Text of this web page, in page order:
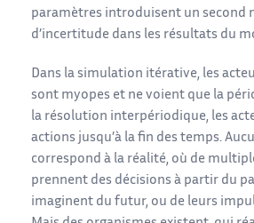
paramètres introduisent un second
d’incertitude dans les résultats du
Dans la simulation itérative, les
sont myopes et ne voient que la
la résolution interpériodique, les
actions jusqu’à la fin des temps.
correspond à la réalité, où de
prennent des décisions à partir du
imaginent du futur, ou de leurs